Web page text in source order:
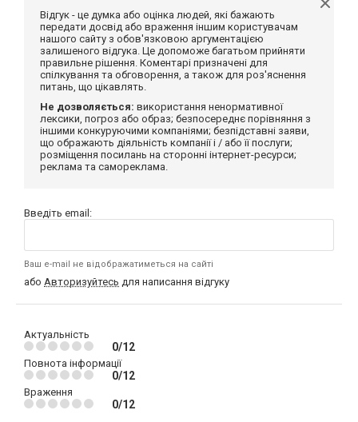
Відгук - це думка або оцінка людей, які бажають
передати досвід або враження іншим користувачам
нашого сайту з обов'язковою аргументацією
залишеного відгука. Це допоможе багатьом прийняти
правильне рішення. Коментарі призначені для
спілкування та обговорення, а також для роз'яснення
питань, що цікавлять.
Не дозволяється: використання ненормативної
лексики, погроз або образ; безпосереднє порівняння з
іншими конкуруючими компаніями; безпідставні заяви,
що ображають діяльність компанії і / або її послуги;
розміщення посилань на сторонні інтернет-ресурси;
реклама та самореклама.
Введіть email:
Ваш e-mail не відображатиметься на сайті
або Авторизуйтесь для написання відгуку
Актуальність
0/12
Повнота інформації
0/12
Враження
0/12